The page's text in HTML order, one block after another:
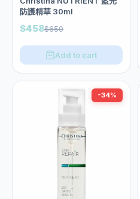
防護精華 30ml
$458$650
Add to cart
-34%